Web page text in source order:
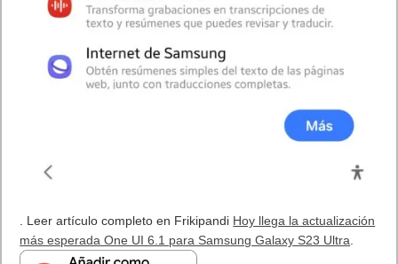
. Leer artículo completo en Frikipandi Hoy llega la actualización
más esperada One UI 6.1 para Samsung Galaxy S23 Ultra